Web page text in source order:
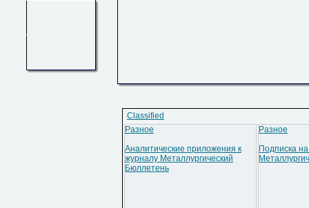
Classified
Разное
Аналитические приложения к
журналу Металлургический
Бюллетень
Разное
Подписка